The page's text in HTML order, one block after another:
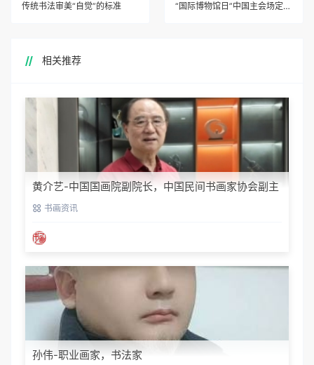
传统书法审美“自觉”的标准
“国际博物馆日”中国主会场定点南京博物院
相关推荐
黄介艺-中国国画院副院长，中国民间书画家协会副主
席 书画资讯
孙伟-职业画家，书法家